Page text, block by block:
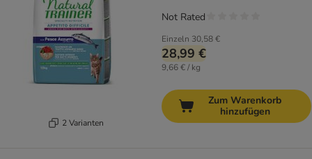
2 Varianten
Einzeln 30,58 €
28,99 €
9,66 € / kg
Not Rated
Zum Warenkorb
hinzufügen